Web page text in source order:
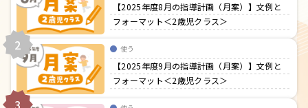
【2025年度8月の指導計画（月案）】文例と
フォーマット＜2歳児クラス＞
2 使う
【2025年度9月の指導計画（月案）】文例と
フォーマット＜2歳児クラス＞
3